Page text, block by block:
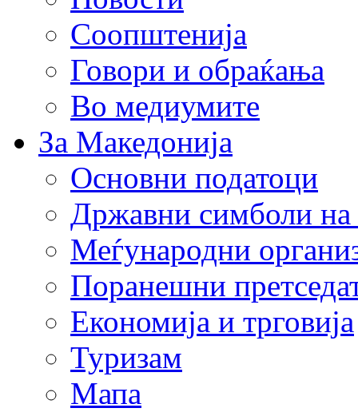
Соопштенија
Говори и обраќања
Во медиумите
За Македонија
Основни податоци
Државни симболи
Меѓународни
Поранешни
Економија и трговија
Туризам
Мапа